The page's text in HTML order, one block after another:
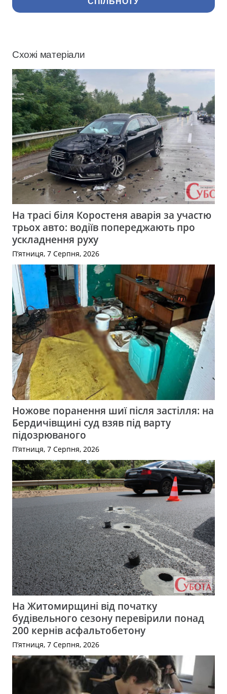
Схожі матеріали
На трасі біля Коростеня аварія за участю
трьох авто: водіїв попереджають про
ускладнення руху
П’ятниця, 7 Серпня, 2026
Ножове поранення шиї після застілля: на
Бердичівщині суд взяв під варту
підозрюваного
П’ятниця, 7 Серпня, 2026
На Житомирщині від початку
будівельного сезону перевірили понад
200 кернів асфальтобетону
П’ятниця, 7 Серпня, 2026